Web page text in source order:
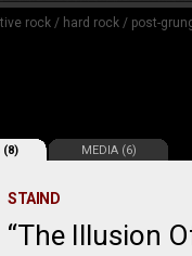
rock / hard rock / post-
(8) MEDIA (6)
STAIND
The Illusion